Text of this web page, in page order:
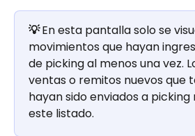
💡 En esta pantalla solo se
movimientos que hayan
de picking al menos una vez.
ventas o remitos nuevos que
hayan sido enviados a
este listado.